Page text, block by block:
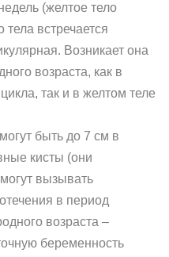
(желтое тело
тела встречается
Возникает она
возраста, как в
так и в желтом теле
быть до 7 см в
кисты (они
вызывать
в период
возраста –
беременность